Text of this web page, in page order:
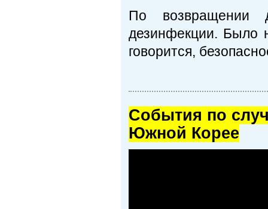
По возвращении
дезинфекции. Было
говорится,
Cобытия по
Южной Корее